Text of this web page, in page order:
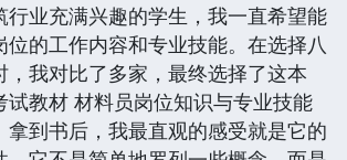
行业充满兴趣的学生，我一直希望能
位的工作内容和专业技能。在选择八
，我对比了多家，最终选择了这本
试教材 材料员岗位知识与专业技能
拿到书后，我最直观的感受就是它的